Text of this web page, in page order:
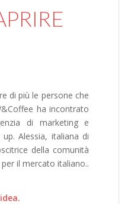
di più le persone che
ha incontrato
di marketing e
Alessia, italiana di
della comunità
il mercato italiano..
idea.